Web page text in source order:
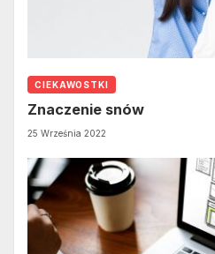
CIEKAWOSTKI
Znaczenie snów
25 Września 2022